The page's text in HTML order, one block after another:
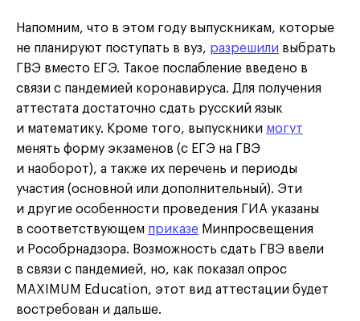
Напомним, что в этом году выпускникам, которые
не планируют поступать в вуз, разрешили выбрать
ГВЭ вместо ЕГЭ. Такое послабление введено в
связи с пандемией коронавируса. Для получения
аттестата достаточно сдать русский язык
и математику. Кроме того, выпускники могут
менять форму экзаменов (с ЕГЭ на ГВЭ
и наоборот), а также их перечень и периоды
участия (основной или дополнительный). Эти
и другие особенности проведения ГИА указаны
в соответствующем приказе Минпросвещения
и Рособрнадзора. Возможность сдать ГВЭ ввели
в связи с пандемией, но, как показал опрос
MAXIMUM Education, этот вид аттестации будет
востребован и дальше.